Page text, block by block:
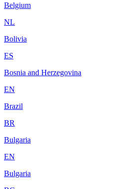
Belgium
NL
Bolivia
ES
Bosnia and Herzegovina
EN
Brazil
BR
Bulgaria
EN
Bulgaria